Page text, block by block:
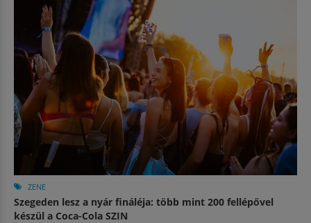
ZENE
Szegeden lesz a nyár fináléja: több mint 200 fellépővel
készül a Coca-Cola SZIN